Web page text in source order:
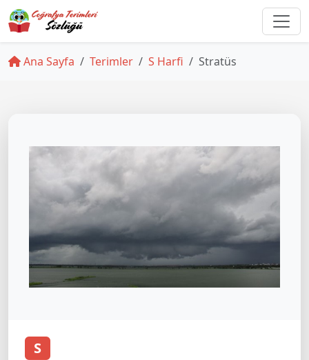
Ana Sayfa Terimler S Harfi Stratüs
S